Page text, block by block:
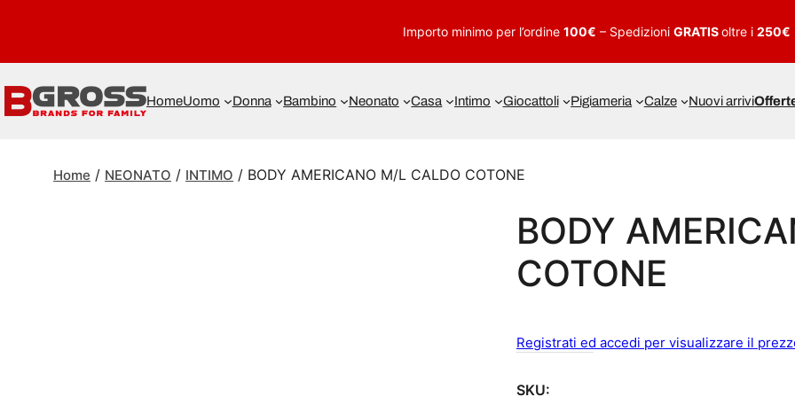
Importo minimo per l’ordine 100€ – Spedizioni GRATISoltre i 250€
HomeUomo Donna Bambino Neonato Casa Intimo Giocattoli Pigiameria Calze Nuovi arrivi
Home / NEONATO / INTIMO / BODY AMERICANO M/L CALDO COTONE
BODY
COTONE
Registrati ed accedi per visualizzare il
SKU: